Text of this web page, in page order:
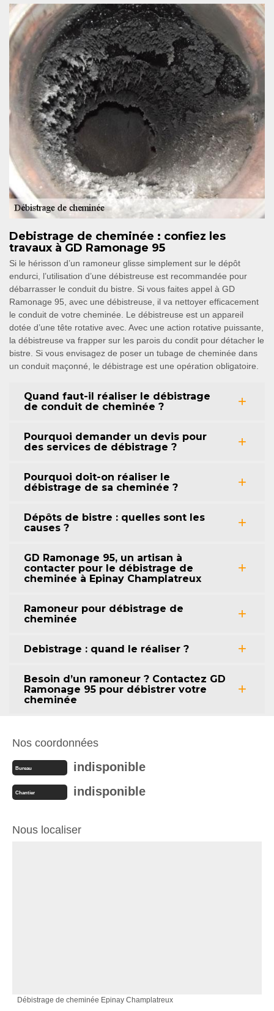
Debistrage de cheminée : confiez les
travaux à GD Ramonage 95
Si le hérisson d’un ramoneur glisse simplement sur le dépôt
endurci, l’utilisation d’une débistreuse est recommandée pour
débarrasser le conduit du bistre. Si vous faites appel à GD
Ramonage 95, avec une débistreuse, il va nettoyer efficacement
le conduit de votre cheminée. Le débistreuse est un appareil
dotée d’une tête rotative avec. Avec une action rotative puissante,
la débistreuse va frapper sur les parois du condit pour détacher le
bistre. Si vous envisagez de poser un tubage de cheminée dans
un conduit maçonné, le débistrage est une opération obligatoire.
Quand faut-il réaliser le débistrage
de conduit de cheminée ?
Pourquoi demander un devis pour
des services de débistrage ?
Pourquoi doit-on réaliser le
débistrage de sa cheminée ?
Dépôts de bistre : quelles sont les
causes ?
GD Ramonage 95, un artisan à
contacter pour le débistrage de
cheminée à Epinay Champlatreux
Ramoneur pour débistrage de
cheminée
Debistrage : quand le réaliser ?
Besoin d’un ramoneur ? Contactez GD
Ramonage 95 pour débistrer votre
cheminée
Nos coordonnées
Bureau indisponible
Chantier indisponible
Nous localiser
Débistrage de cheminée Epinay Champlatreux